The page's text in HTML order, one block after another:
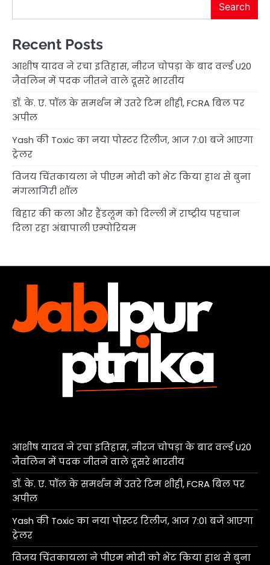
Search
Recent Posts
आशीष यादव ने रचा इतिहास, नीरज चोपड़ा के बाद वर्ल्ड U20
जैवलिन में पदक जीतने वाले दूसरे भारतीय
डॉ. के. ए. पॉल के समर्थन में उतरे टिम शीही, FCRA बिल पर
अपील
Yash की Toxic का नया पोस्टर रिलीज, आज 7:01 बजे आएगा
ट्रेलर
विजय चिंतकायला ने पीएम मोदी को भेंट किया हाथ से बुना
मंगलागिरी शॉल
बिहार की कला और हैंडलूम को दिल्ली में राष्ट्रीय पहचान
दिला रहा अंबापाली एम्पोरियम
आशीष यादव ने रचा इतिहास, नीरज चोपड़ा के बाद वर्ल्ड U20
जैवलिन में पदक जीतने वाले दूसरे भारतीय
डॉ. के. ए. पॉल के समर्थन में उतरे टिम शीही, FCRA बिल पर
अपील
Yash की Toxic का नया पोस्टर रिलीज, आज 7:01 बजे आएगा
ट्रेलर
विजय चिंतकायला ने पीएम मोदी को भेंट किया हाथ से बुना